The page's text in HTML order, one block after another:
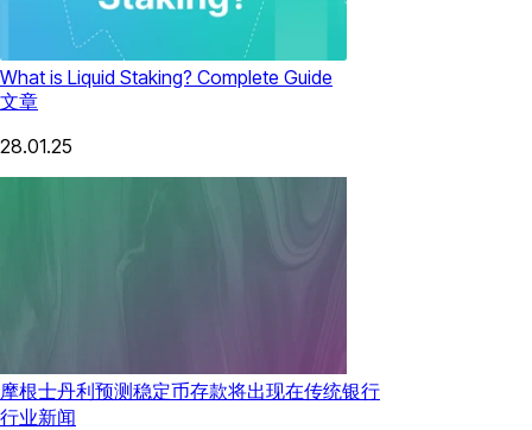
What is Liquid Staking? Complete Guide
文章
28.01.25
摩根士丹利预测稳定币存款将出现在传统银行
行业新闻